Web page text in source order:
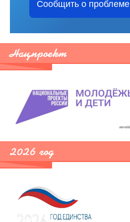
Сообщить о проблеме
Нацпроект
2026 год